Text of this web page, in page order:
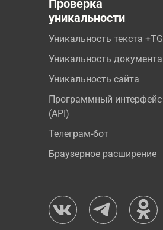
Проверка
уникальности
Уникальность текста +TG
Уникальность документа
Уникальность сайта
Программный интерфейс
(API)
Телеграм-бот
Браузерное расширение